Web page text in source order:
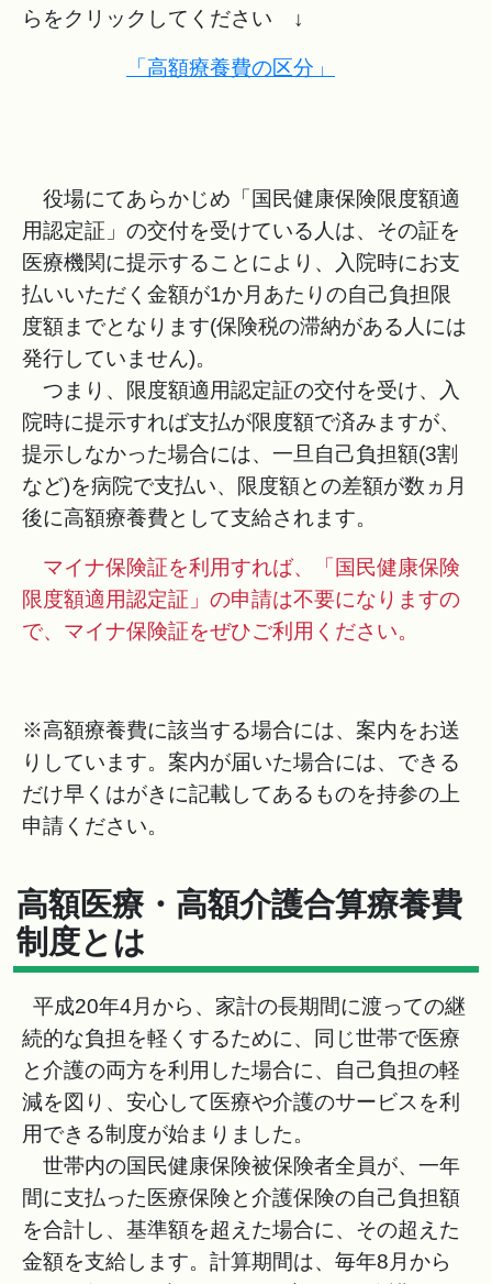
らをクリックしてください ↓
「高額療養費の区分」
役場にてあらかじめ「国民健康保険限度額適
用認定証」の交付を受けている人は、その証を
医療機関に提示することにより、入院時にお支
払いいただく金額が1か月あたりの自己負担限
度額までとなります(保険税の滞納がある人には
発行していません)。
つまり、限度額適用認定証の交付を受け、入
院時に提示すれば支払が限度額で済みますが、
提示しなかった場合には、一旦自己負担額(3割
など)を病院で支払い、限度額との差額が数ヵ月
後に高額療養費として支給されます。
マイナ保険証を利用すれば、「国民健康保険
限度額適用認定証」の申請は不要になりますの
で、マイナ保険証をぜひご利用ください。
※高額療養費に該当する場合には、案内をお送
りしています。案内が届いた場合には、できる
だけ早くはがきに記載してあるものを持参の上
申請ください。
高額医療・高額介護合算療養費
制度とは
平成20年4月から、家計の長期間に渡っての継
続的な負担を軽くするために、同じ世帯で医療
と介護の両方を利用した場合に、自己負担の軽
減を図り、安心して医療や介護のサービスを利
用できる制度が始まりました。
世帯内の国民健康保険被保険者全員が、一年
間に支払った医療保険と介護保険の自己負担額
を合計し、基準額を超えた場合に、その超えた
金額を支給します。計算期間は、毎年8月から